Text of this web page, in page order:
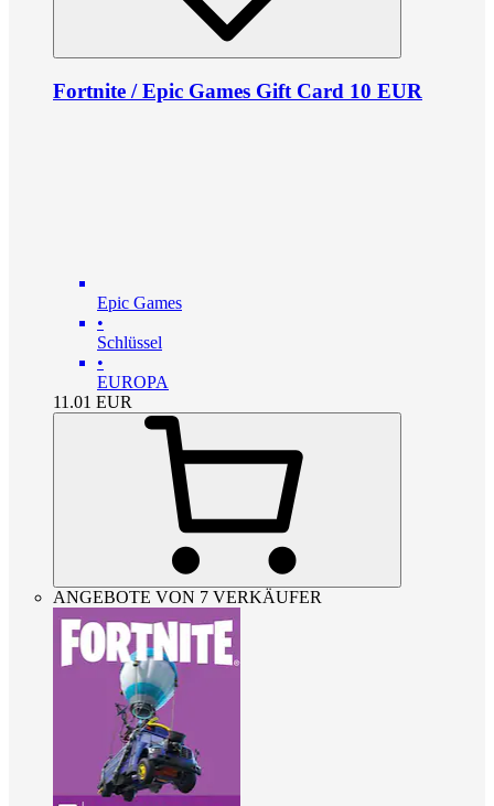
Fortnite / Epic Games Gift Card 10 EUR
Epic Games
•
Schlüssel
•
EUROPA
11.01 EUR
ANGEBOTE VON 7 VERKÄUFER